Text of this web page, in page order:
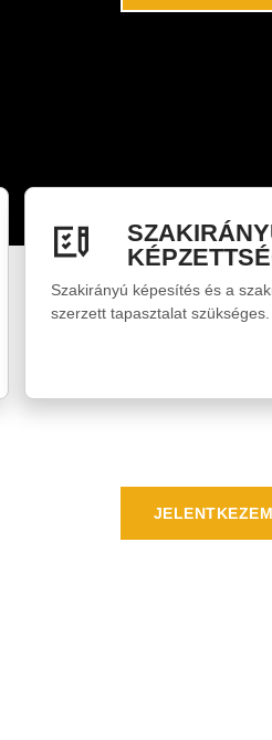
Szakirányú képesítés és a
szerzett tapasztalat szükséges.